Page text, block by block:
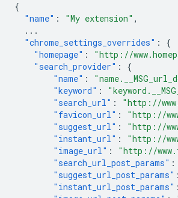
{
"name" : "My extension" ,
...
"chrome_settings_overrides" :
{
"homepage" : "http://
"search_provider" :
{
"name" :
"keyword" :
"search_url" :
"http://
"favicon_url" :
"http://
"suggest_url" :
"http://
"instant_url" :
"http://
"image_url" :
"http://
"search_url_post_params" :
"suggest_url_post_params" :
"instant_url_post_params" :